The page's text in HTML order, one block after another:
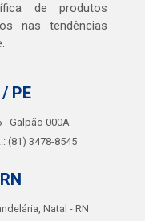
de produtos
nas tendências
PE
- Galpão 000A
(81) 3478-8545
Natal - RN